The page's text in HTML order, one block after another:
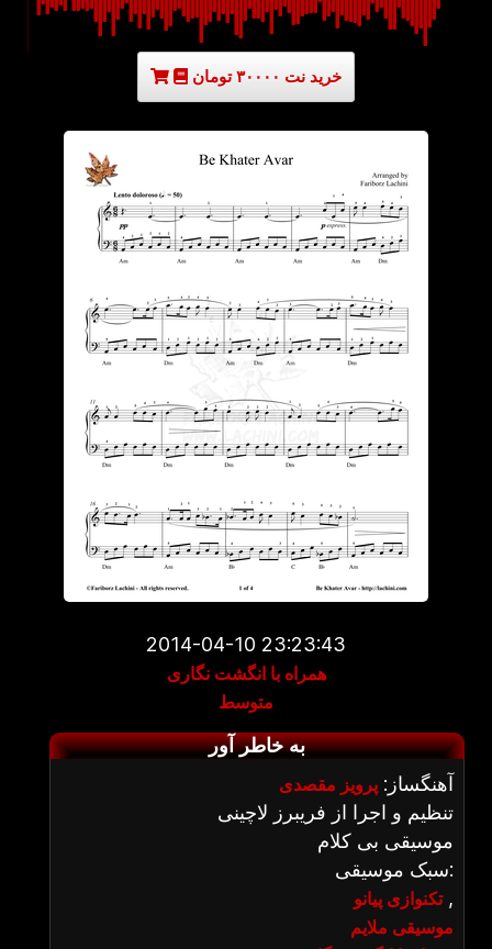
خرید نت ۳۰۰۰۰ تومان
2014-04-10 23:23:43
همراه با انگشت نگاری
متوسط
به خاطر آور
آهنگساز: پرویز مقصدی
تنظیم و اجرا از فریبرز لاچینی
موسیقی بی کلام
سبک موسیقی:
تکنوازی پیانو,
موسیقی ملایم